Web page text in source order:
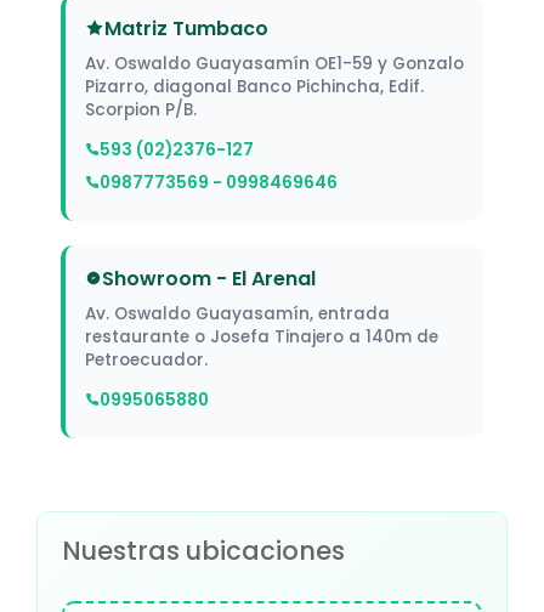
Matriz Tumbaco
Av. Oswaldo Guayasamín OE1-59 y Gonzalo
Pizarro, diagonal Banco Pichincha, Edif.
Scorpion P/B.
593 (02)2376-127
0987773569 - 0998469646
Showroom - El Arenal
Av. Oswaldo Guayasamín, entrada
restaurante o Josefa Tinajero a 140m de
Petroecuador.
0995065880
Nuestras ubicaciones